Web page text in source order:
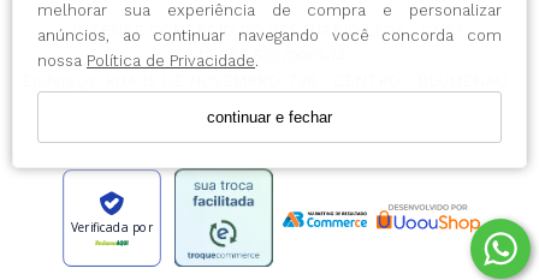
melhorar sua experiência de compra e personalizar
anúncios, ao continuar navegando você concorda com
nossa Política de Privacidade.
continuar e fechar
INTENSE COMERCIO DO VESTUARIO LTDA / CNPJ:
43.065.500/0001-14
Verificada por